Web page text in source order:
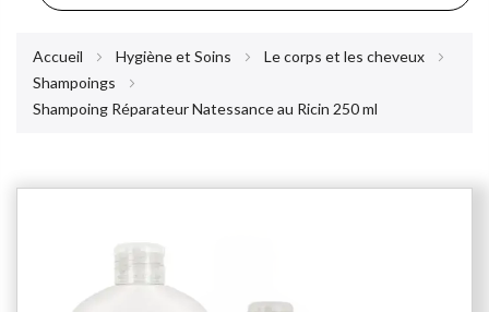
contenu
Accueil Hygiène et Soins
Le corps et les cheveux
Shampoings
Shampoing Réparateur Natessance au Ricin 250 ml